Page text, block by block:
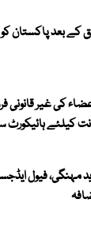
کے بعد پاکستان
کی غیر
کیلئے ہائیکورٹ